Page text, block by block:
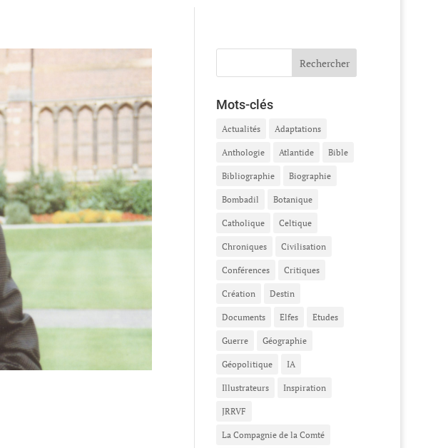
Mots-clés
Actualités Adaptations
Anthologie Atlantide Bible
Bibliographie Biographie
Bombadil Botanique
Catholique Celtique
Chroniques Civilisation
Conférences Critiques
Création Destin
Documents Elfes Etudes
Guerre Géographie
Géopolitique IA
Illustrateurs Inspiration
JRRVF
La Compagnie de la Comté